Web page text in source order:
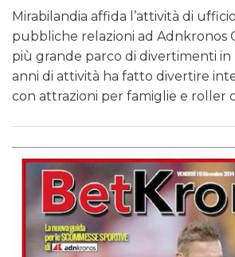
Mirabilandia affida l’attività di
pubbliche relazioni ad Adnkronos
più grande parco di divertimenti in
anni di attività ha fatto divertire
con attrazioni per famiglie e roller